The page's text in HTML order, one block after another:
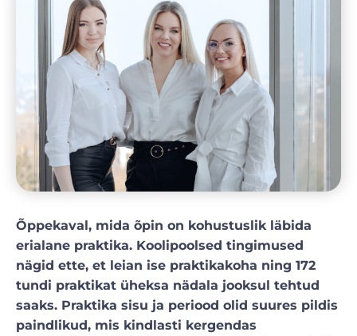
Õppekaval, mida õpin on kohustuslik läbida
erialane praktika. Koolipoolsed tingimused
nägid ette, et leian ise praktikakoha ning 172
tundi praktikat üheksa nädala jooksul tehtud
saaks. Praktika sisu ja periood olid suures pildis
paindlikud, mis kindlasti kergendas